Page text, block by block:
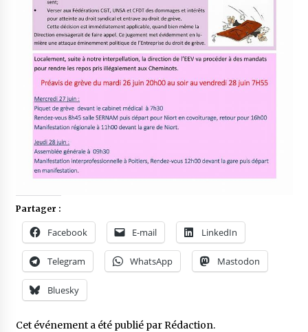
Partager :
Facebook E-mail LinkedIn
Telegram WhatsApp Mastodon
Bluesky
Cet événement a été publié parRédaction.